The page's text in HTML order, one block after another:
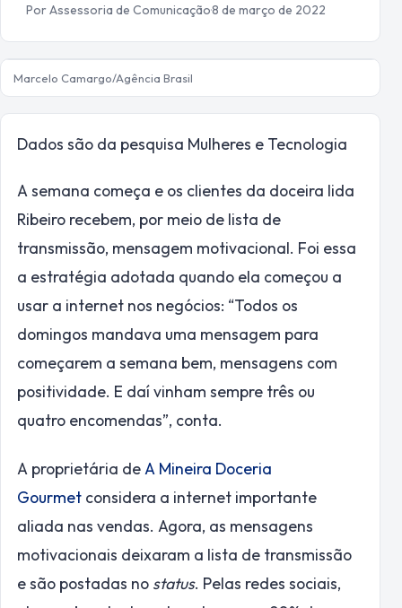
Por Assessoria de Comunicação·8 de março de 2022
Marcelo Camargo/Agência Brasil
Dados são da pesquisa Mulheres e Tecnologia
A semana começa e os clientes da doceira lida
Ribeiro recebem, por meio de lista de
transmissão, mensagem motivacional. Foi essa
a estratégia adotada quando ela começou a
usar a internet nos negócios: “Todos os
domingos mandava uma mensagem para
começarem a semana bem, mensagens com
positividade. E daí vinham sempre três ou
quatro encomendas”, conta.
A proprietária deA Mineira Doceria
Gourmet considera a internet importante
aliada nas vendas. Agora, as mensagens
motivacionais deixaram a lista de transmissão
e são postadas no status. Pelas redes sociais,